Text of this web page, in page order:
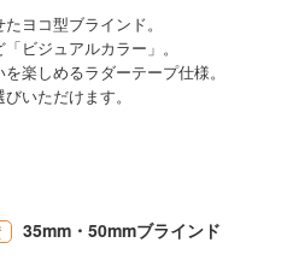
ヨコ型ブラインド。
ビジュアルカラー」。
楽しめるラダーテープ仕様。
びいただけます。
35mm・50mmブラインド